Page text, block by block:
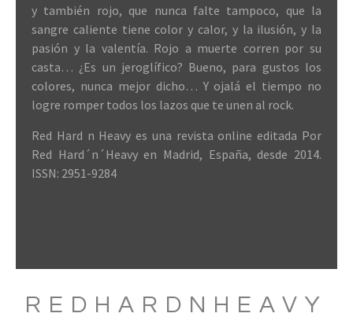
y también rojo, que nunca falte tampoco, que la
sangre caliente tiene color y calor, y la ilusión, y la
pasión y la valentía. Rojo a muerte corren por su
casta… ¿Es un jeroglífico? Bueno, para gustos los
colores, nunca mejor dicho… Y ojalá el tiempo no
logre romper todos los lazos que te unen al rock.
Red Hard n Heavy es una revista online editada Por
Red Hard´n´Heavy en Madrid, España, desde 2014.
ISSN: 2951-9284
REDHARDNHEAVY